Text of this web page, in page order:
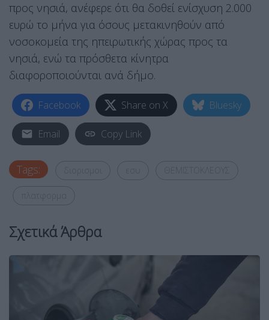
προς νησιά, ανέφερε ότι θα δοθεί ενίσχυση 2.000
ευρώ το μήνα για όσους μετακινηθούν από
νοσοκομεία της ηπειρωτικής χώρας προς τα
νησιά, ενώ τα πρόσθετα κίνητρα
διαφοροποιούνται ανά δήμο.
Facebook Share on X Bluesky
Email Copy Link
Tags:
Σχετικά Άρθρα